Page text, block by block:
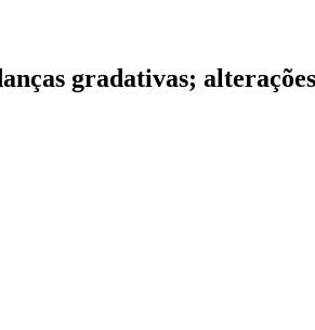
gradativas;